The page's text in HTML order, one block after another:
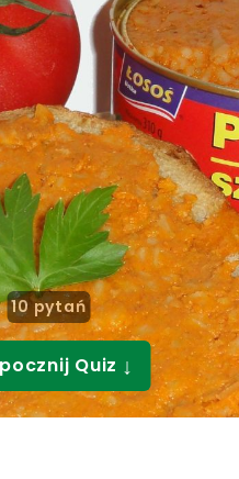
10 pytań
Quiz ↓